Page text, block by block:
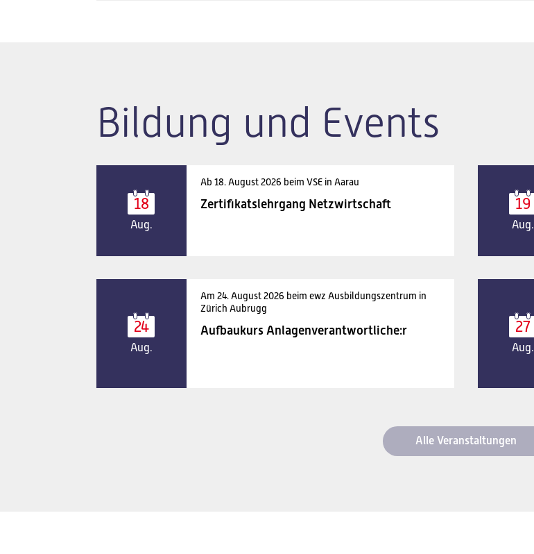
Bildung und Events
18
Aug.
Ab 18. August 2026 beim VSE in Aarau
Zertifikatslehrgang Netzwirtschaft 19
Aug.
24
Aug.
Am 24. August 2026 beim ewz Ausbildungszentrum in
Zürich Aubrugg
Aufbaukurs Anlagenverantwortliche:r 27
Aug.
Alle Veranstaltungen